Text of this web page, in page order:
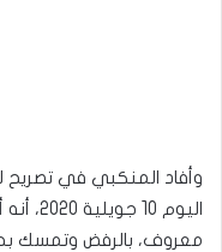
وأفاد المنكبي في تصريح
اليوم
معروف، بالرفض وتمسك